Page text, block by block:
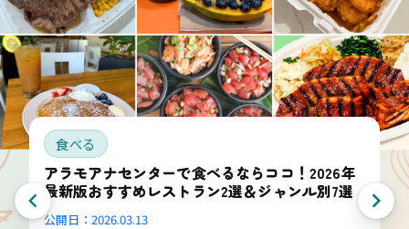
食べる
アラモアナセンターで食べるならココ！2026年
最新版おすすめレストラン2選＆ジャンル別7選
公開日： 2026.03.13